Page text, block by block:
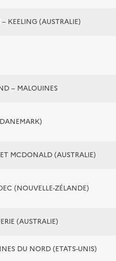
KEELING (AUSTRALIE)
– MALOUINES
MCDONALD (AUSTRALIE)
(NOUVELLE-ZÉLANDE)
(AUSTRALIE)
DU NORD (ETATS-UNIS)